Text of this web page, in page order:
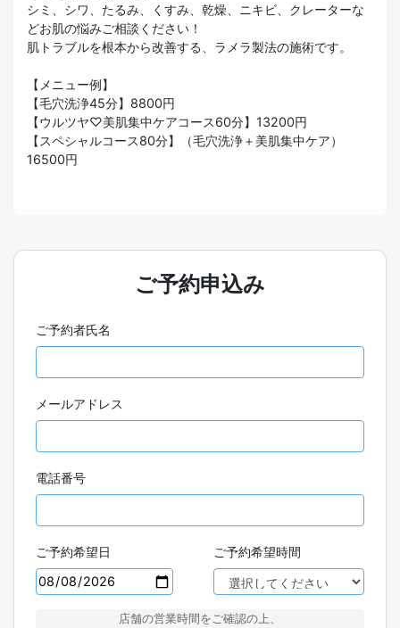
シミ、シワ、たるみ、くすみ、乾燥、ニキビ、クレーターな
どお肌の悩みご相談ください！
肌トラブルを根本から改善する、ラメラ製法の施術です。
【メニュー例】
【毛穴洗浄45分】8800円
【ウルツヤ♡美肌集中ケアコース60分】13200円
【スペシャルコース80分】（毛穴洗浄＋美肌集中ケア）
16500円
ご予約申込み
ご予約者氏名️
メールアドレス
電話番号
ご予約希望日 ご予約希望時間
店舗の営業時間をご確認の上、